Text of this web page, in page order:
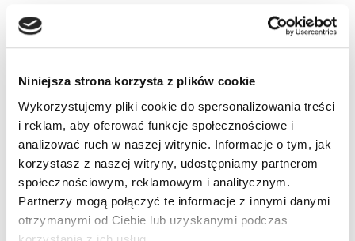
Niniejsza strona korzysta z plików cookie
Wykorzystujemy pliki cookie do spersonalizowania treści
i reklam, aby oferować funkcje społecznościowe i
analizować ruch w naszej witrynie. Informacje o tym, jak
korzystasz z naszej witryny, udostępniamy partnerom
społecznościowym, reklamowym i analitycznym.
Partnerzy mogą połączyć te informacje z innymi danymi
otrzymanymi od Ciebie lub uzyskanymi podczas
Co zmieniło się w nowej wersji szkoleń okresowych?
bowiem oprócz aktualizacji wszystkich aktów
prawnych, zmodyfikowane zostaną treści, układ oraz
forma graficzna poszczególnych modułów
szkoleniowych. Dla przykładu w module numer 7, czyli
„Bezpieczna jazda samochodem ciężarowym lub
autobusem”, będzie aż o 83 grafiki więcej niż w wersji
poprzedniej.